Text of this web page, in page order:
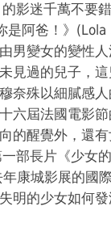
影迷千萬不要
是阿爸！》(Lola
男變女的變性人
見過的兒子，
奈殊以細膩感
六屆法國電影
的醒覺外，還
部長片《少女的
康城影展的國
明的少女如何發